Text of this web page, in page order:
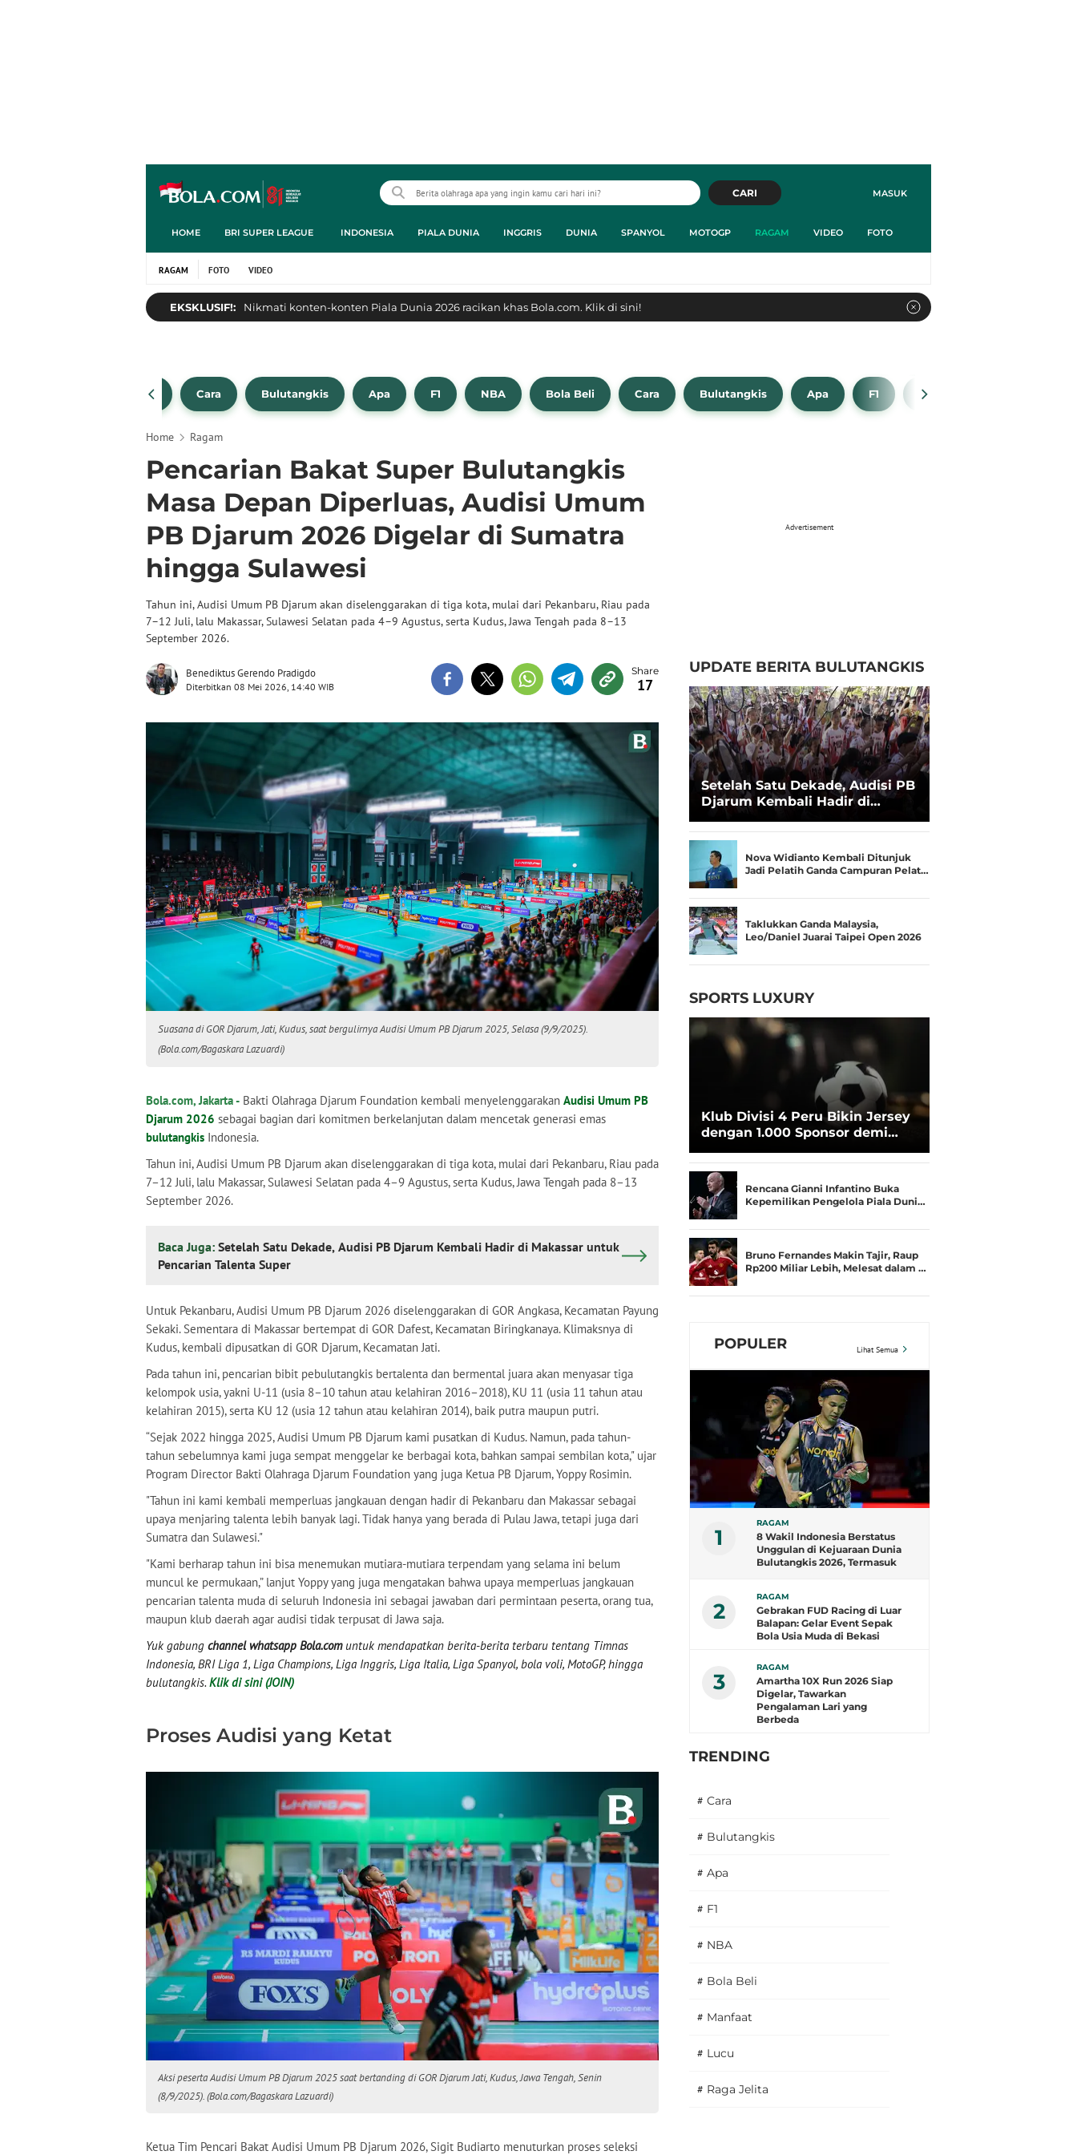
MASUK
CARI
HOME BRI SUPER LEAGUE INDONESIA PIALA DUNIA INGGRIS DUNIA SPANYOL MOTOGP RAGAM VIDEO FOTO
RAGAM FOTO VIDEO
EKSKLUSIF!: Nikmati konten-konten Piala Dunia 2026 racikan khas Bola.com. Klik di sini!
Bola Beli Cara Bulutangkis Apa F1 NBA Bola Beli Cara Bulutangkis Apa F1 NBA
Home Ragam
Pencarian Bakat Super Bulutangkis
Masa Depan Diperluas, Audisi Umum
PB Djarum 2026 Digelar di Sumatra
hingga Sulawesi
Tahun ini, Audisi Umum PB Djarum akan diselenggarakan di tiga kota, mulai dari Pekanbaru, Riau pada
7–12 Juli, lalu Makassar, Sulawesi Selatan pada 4–9 Agustus, serta Kudus, Jawa Tengah pada 8–13
September 2026.
Benediktus Gerendo Pradigdo
Diterbitkan 08 Mei 2026, 14:40 WIB 17
Suasana di GOR Djarum, Jati, Kudus, saat bergulirnya Audisi Umum PB Djarum 2025, Selasa (9/9/2025).
(Bola.com/Bagaskara Lazuardi)
Bola.com, Jakarta - Bakti Olahraga Djarum Foundation kembali menyelenggarakan Audisi Umum PB
Djarum 2026 sebagai bagian dari komitmen berkelanjutan dalam mencetak generasi emas
bulutangkis Indonesia.
Tahun ini, Audisi Umum PB Djarum akan diselenggarakan di tiga kota, mulai dari Pekanbaru, Riau pada
7–12 Juli, lalu Makassar, Sulawesi Selatan pada 4–9 Agustus, serta Kudus, Jawa Tengah pada 8–13
September 2026.
Baca Juga: Setelah Satu Dekade, Audisi PB Djarum Kembali Hadir di Makassar untuk
Pencarian Talenta Super
Untuk Pekanbaru, Audisi Umum PB Djarum 2026 diselenggarakan di GOR Angkasa, Kecamatan Payung
Sekaki. Sementara di Makassar bertempat di GOR Dafest, Kecamatan Biringkanaya. Klimaksnya di
Kudus, kembali dipusatkan di GOR Djarum, Kecamatan Jati.
Pada tahun ini, pencarian bibit pebulutangkis bertalenta dan bermental juara akan menyasar tiga
kelompok usia, yakni U-11 (usia 8–10 tahun atau kelahiran 2016–2018), KU 11 (usia 11 tahun atau
kelahiran 2015), serta KU 12 (usia 12 tahun atau kelahiran 2014), baik putra maupun putri.
“Sejak 2022 hingga 2025, Audisi Umum PB Djarum kami pusatkan di Kudus. Namun, pada tahun-
tahun sebelumnya kami juga sempat menggelar ke berbagai kota, bahkan sampai sembilan kota," ujar
Program Director Bakti Olahraga Djarum Foundation yang juga Ketua PB Djarum, Yoppy Rosimin.
"Tahun ini kami kembali memperluas jangkauan dengan hadir di Pekanbaru dan Makassar sebagai
upaya menjaring talenta lebih banyak lagi. Tidak hanya yang berada di Pulau Jawa, tetapi juga dari
Sumatra dan Sulawesi."
"Kami berharap tahun ini bisa menemukan mutiara-mutiara terpendam yang selama ini belum
muncul ke permukaan,” lanjut Yoppy yang juga mengatakan bahwa upaya memperluas jangkauan
pencarian talenta muda di seluruh Indonesia ini sebagai jawaban dari permintaan peserta, orang tua,
maupun klub daerah agar audisi tidak terpusat di Jawa saja.
Yuk gabung channel whatsapp Bola.comuntuk mendapatkan berita-berita terbaru tentang Timnas
Indonesia, BRI Liga 1, Liga Champions, Liga Inggris, Liga Italia, Liga Spanyol, bola voli, MotoGP, hingga
bulutangkis. Klik di sini (JOIN)
Proses Audisi yang Ketat
Aksi peserta Audisi Umum PB Djarum 2025 saat bertanding di GOR Djarum Jati, Kudus, Jawa Tengah, Senin
(8/9/2025). (Bola.com/Bagaskara Lazuardi)
Ketua Tim Pencari Bakat Audisi Umum PB Djarum 2026, Sigit Budiarto menuturkan proses seleksi
Advertisement
UPDATE BERITA BULUTANGKIS
Setelah Satu Dekade, Audisi PB
Djarum Kembali Hadir di
Talenta Super
Nova Widianto Kembali Ditunjuk
Jadi Pelatih Ganda Campuran Pelat…
Taklukkan Ganda Malaysia,
Leo/Daniel Juarai Taipei Open 2026
SPORTS LUXURY
Klub Divisi 4 Peru Bikin Jersey
dengan 1.000 Sponsor demi
Rencana Gianni Infantino Buka
Kepemilikan Pengelola Piala Duni…
Bruno Fernandes Makin Tajir, Raup
Rp200 Miliar Lebih, Melesat dalam …
POPULER Lihat Semua
1
RAGAM
8 Wakil Indonesia Berstatus
Unggulan di Kejuaraan Dunia
Bulutangkis 2026, Termasuk
2
RAGAM
Gebrakan FUD Racing di Luar
Balapan: Gelar Event Sepak
Bola Usia Muda di Bekasi
3
RAGAM
Amartha 10X Run 2026 Siap
Digelar, Tawarkan
Pengalaman Lari yang
Berbeda
TRENDING
# Cara
# Bulutangkis
# Apa
# F1
# NBA
# Bola Beli
# Manfaat
# Lucu
# Raga Jelita